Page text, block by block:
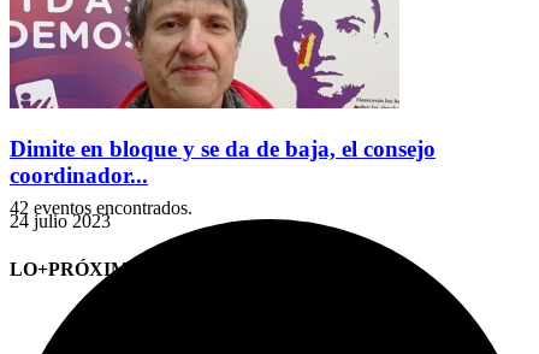
Dimite en bloque y se da de baja, el consejo
coordinador...
24 julio 2023
LO+PRÓXIMO (CITAS)
42 eventos encontrados.